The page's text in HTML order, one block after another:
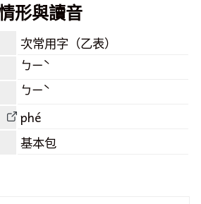
形與讀音
次常用字（乙表）
ㄅㄧˋ
ㄅㄧˋ
phé
基本包